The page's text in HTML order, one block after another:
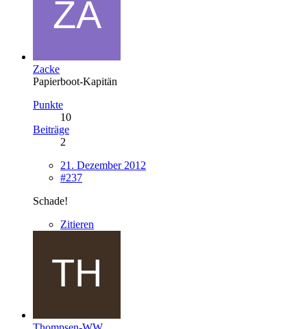
Zacke
Papierboot-Kapitän
Punkte
10
Beiträge
2
21. Dezember 2012
#237
Schade!
Zitieren